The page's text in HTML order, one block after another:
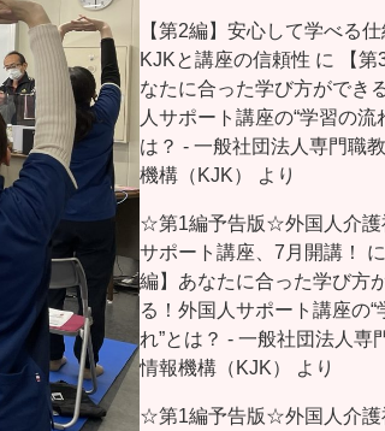
【第2編】安心して学べる
KJKと講座の信頼性 に
【
なたに合った学び方ができ
人サポート講座の“学習の流
は？ - 一般社団法人専門職
機構（KJK）
より
☆第1編予告版☆外国人介護
サポート講座、7月開講！
に
編】あなたに合った学び方
る！外国人サポート講座の“
れ”とは？ - 一般社団法人専
情報機構（KJK）
より
☆第1編予告版☆外国人介護